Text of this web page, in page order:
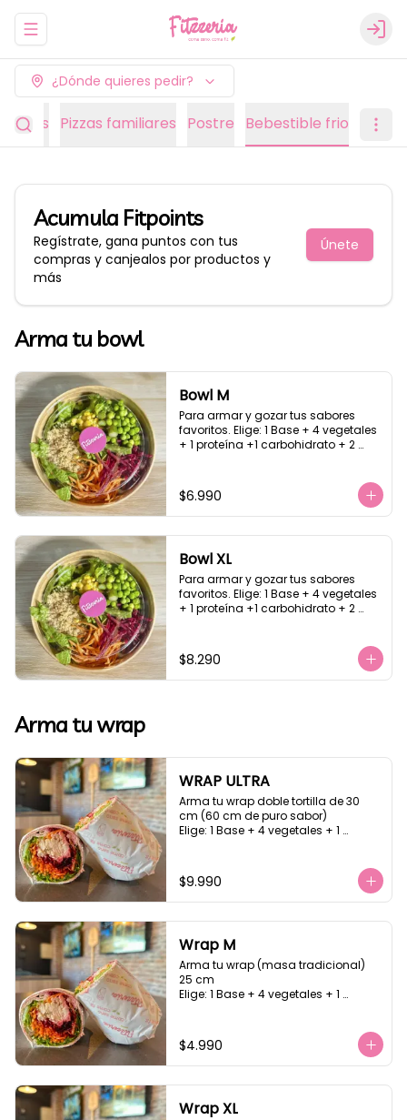
Abrir menu de navegación Login
¿Dónde quieres pedir?
Pizzas familiares Postre Bebestible frio
Acumula Fitpoints
Regístrate, gana puntos con tus
compras y canjealos por productos y
más
Únete
Arma tu bowl
Bowl M
Para armar y gozar tus sabores
favoritos. Elige: 1 Base + 4 vegetales
+ 1 proteína +1 carbohidrato + 2
$6.990
Bowl XL
Para armar y gozar tus sabores
favoritos. Elige: 1 Base + 4 vegetales
+ 1 proteína +1 carbohidrato + 2
$8.290
Arma tu wrap
WRAP ULTRA
Arma tu wrap doble tortilla de 30
cm (60 cm de puro sabor)
Elige: 1 Base + 4 vegetales + 1
$9.990
Wrap M
Arma tu wrap (masa tradicional)
25 cm
Elige: 1 Base + 4 vegetales + 1
$4.990
Wrap XL